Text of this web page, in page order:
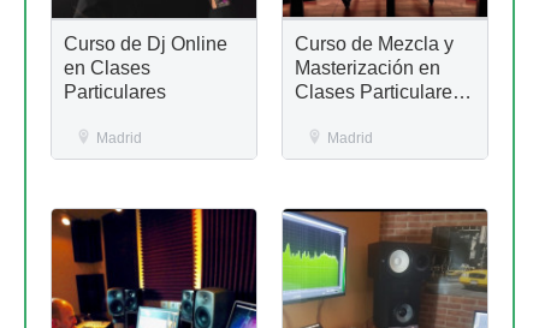
Curso de Dj Online
en Clases
Particulares
Madrid
Curso de Mezcla y
Masterización en
Clases Particulares
Madrid